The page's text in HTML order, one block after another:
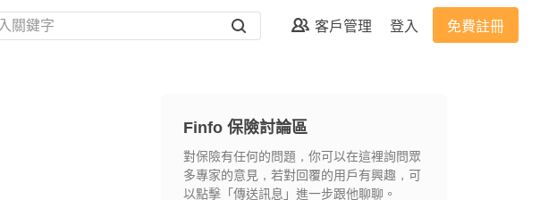
客戶管理 登入 免費註冊
Finfo 保險討論區
對保險有任何的問題，你可以在這裡詢問眾
多專家的意見，若對回覆的用戶有興趣，可
以點擊「傳送訊息」進一步跟他聊聊。